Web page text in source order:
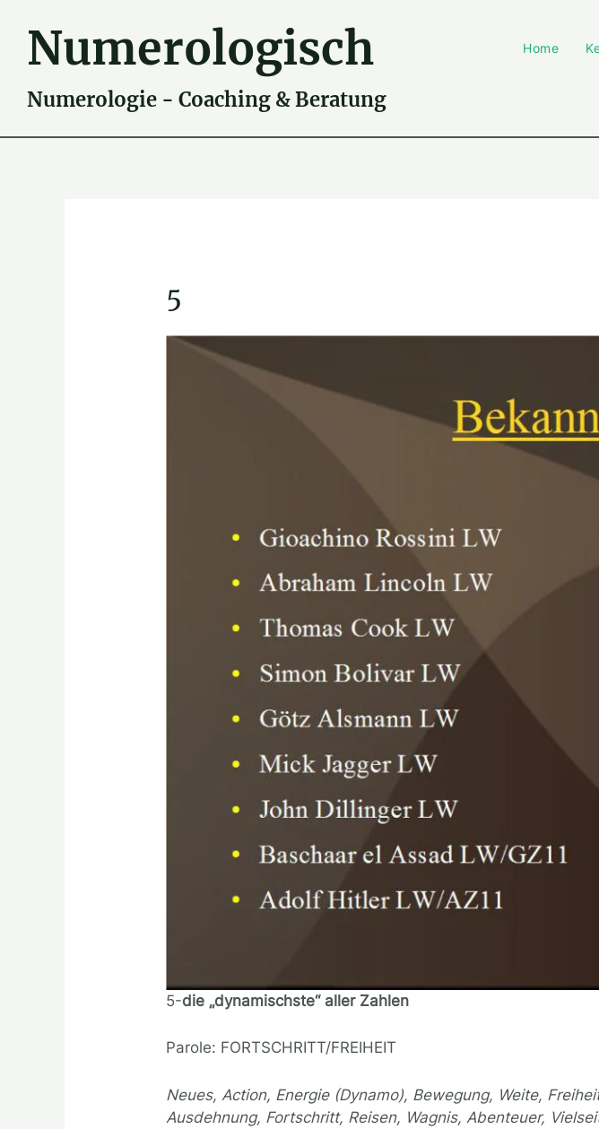
Inhalt
springenNumerologisch
Numerologie - Coaching & Beratung
Home
5
5-die „dynamischste“ aller Zahlen
Parole: FORTSCHRITT/FREIHEIT
Neues, Action, Energie (Dynamo), Bewegung, Weite,
Ausdehnung, Fortschritt, Reisen, Wagnis, Abenteuer,